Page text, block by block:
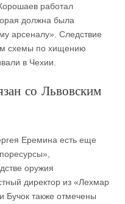
работал
должна была
арсеналу». Следствие
схемы по хищению
в Чехии.
со Львовским
Еремина есть еще
оружия
директор из «Лехмар
Бучок также отмечены